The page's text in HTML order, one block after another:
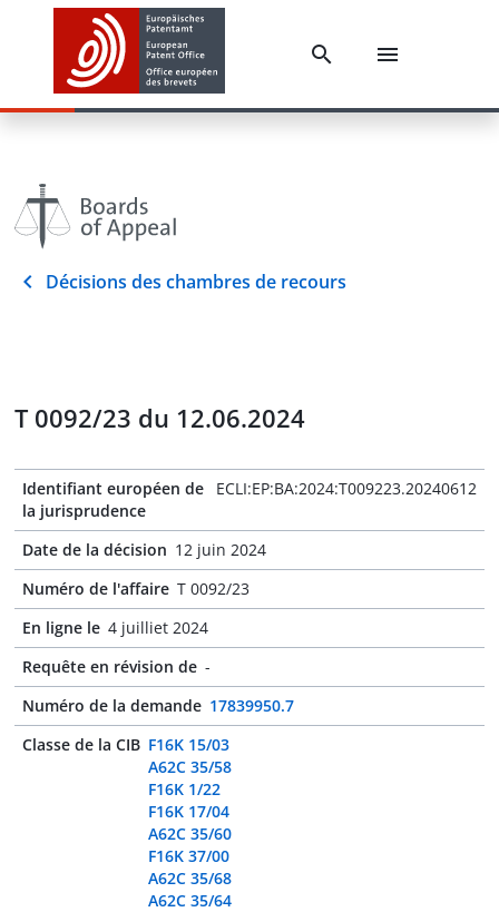
Décisions des chambres de recours
T 0092/23 du 12.06.2024
Identifiant européen de
la jurisprudence
ECLI:EP:BA:2024:T009223.20240612
Date de la décision 12 juin 2024
Numéro de l'affaire T 0092/23
En ligne le 4 juilliet 2024
Requête en révision de -
Numéro de la demande 17839950.7
Classe de la CIB F16K 15/03
A62C 35/58
F16K 1/22
F16K 17/04
A62C 35/60
F16K 37/00
A62C 35/68
A62C 35/64